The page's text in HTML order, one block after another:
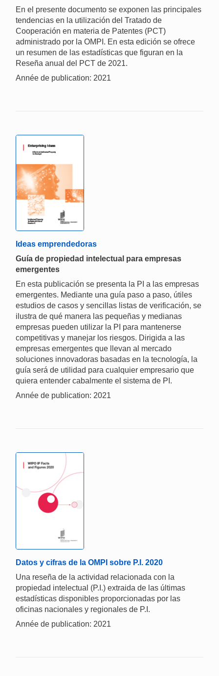
En el presente documento se exponen las principales
tendencias en la utilización del Tratado de
Cooperación en materia de Patentes (PCT)
administrado por la OMPI. En esta edición se ofrece
un resumen de las estadísticas que figuran en la
Reseña anual del PCT de 2021.
Année de publication: 2021
Ideas emprendedoras
Guía de propiedad intelectual para empresas
emergentes
En esta publicación se presenta la PI a las empresas
emergentes. Mediante una guía paso a paso, útiles
estudios de casos y sencillas listas de verificación, se
ilustra de qué manera las pequeñas y medianas
empresas pueden utilizar la PI para mantenerse
competitivas y manejar los riesgos. Dirigida a las
empresas emergentes que llevan al mercado
soluciones innovadoras basadas en la tecnología, la
guía será de utilidad para cualquier empresario que
quiera entender cabalmente el sistema de PI.
Année de publication: 2021
Datos y cifras de la OMPI sobre P.I. 2020
Una reseña de la actividad relacionada con la
propiedad intelectual (P.I.) extraida de las últimas
estadísticas disponibles proporcionadas por las
oficinas nacionales y regionales de P.I.
Année de publication: 2021